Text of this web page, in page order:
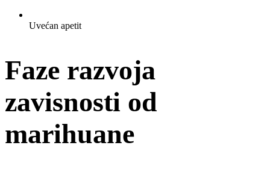
Uvećan apetit
Faze razvoja
zavisnosti od
marihuane